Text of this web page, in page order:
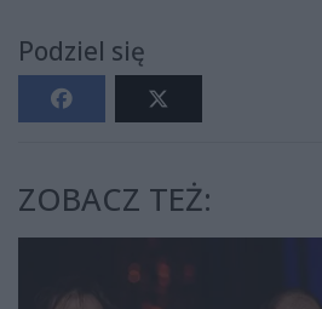
Podziel się
ZOBACZ TEŻ: